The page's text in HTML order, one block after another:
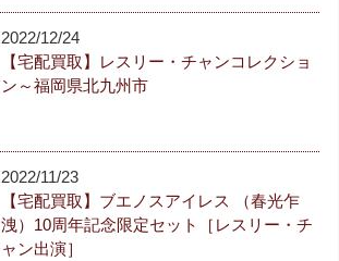
2022/12/24
【宅配買取】レスリー・チャンコレクショ
ン～福岡県北九州市
2022/11/23
【宅配買取】ブエノスアイレス （春光乍
洩）10周年記念限定セット［レスリー・チ
ャン出演］